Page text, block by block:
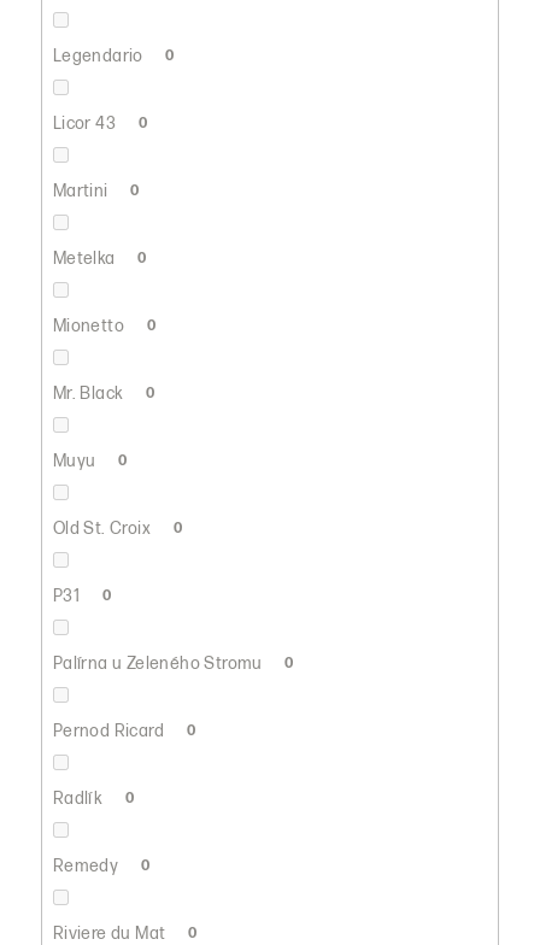
Legendario 0
Licor 43 0
Martini 0
Metelka 0
Mionetto 0
Mr. Black 0
Muyu 0
Old St. Croix 0
P31 0
Palírna u Zeleného Stromu 0
Pernod Ricard 0
Radlík 0
Remedy 0
Riviere du Mat 0